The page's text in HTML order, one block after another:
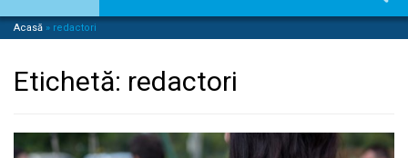
Acasă » redactori
Etichetă: redactori